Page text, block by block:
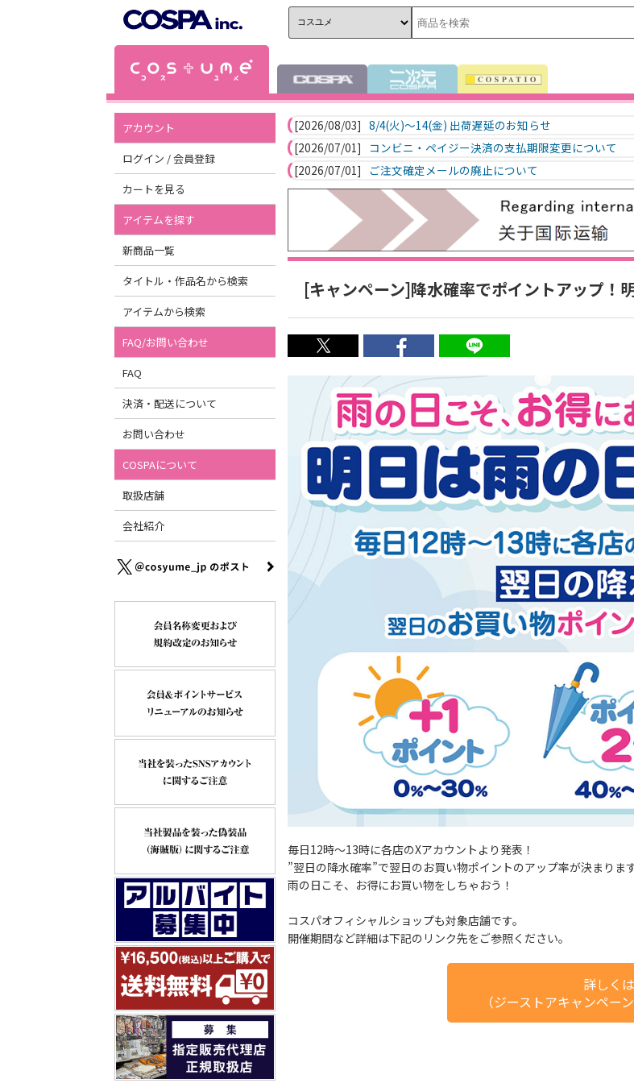
アカウント
ログイン / 会員登録
カートを見る
アイテムを探す
新商品一覧
タイトル・作品名から検索
アイテムから検索
FAQ/お問い合わせ
FAQ
決済・配送について
お問い合わせ
COSPAについて
取扱店舗
会社紹介
[2026/08/03] 8/4(火)～14(金) 出荷遅延のお知らせ
[2026/07/01]
コンビニ・ペイジー決済の支払期限変更について
[2026/07/01]
ご注文確定メールの廃止について
[キャンペーン]降水確率でポイントアップ！
毎日12時～13時に各店のXアカウントより発表！
”翌日の降水確率”で翌日のお買い物ポイントのアップ率が決まります
雨の日こそ、お得にお買い物をしちゃおう！
コスパオフィシャルショップも対象店舗です。
開催期間など詳細は下記のリンク先をご参照ください。
詳しく
（ジーストアキャンペー